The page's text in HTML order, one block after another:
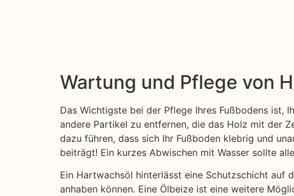
Wartung und Pflege von
Das Wichtigste bei der Pflege Ihres Fußbodens ist,
andere Partikel zu entfernen, die das Holz mit der
dazu führen, dass sich Ihr Fußboden klebrig und
beiträgt! Ein kurzes Abwischen mit Wasser sollte
Ein Hartwachsöl hinterlässt eine Schutzschicht auf
anhaben können. Eine Ölbeize ist eine weitere